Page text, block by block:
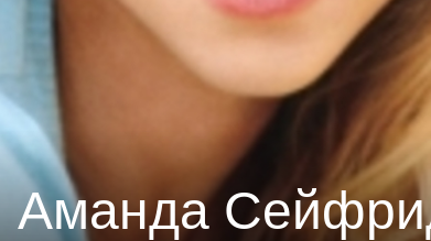
Аманда